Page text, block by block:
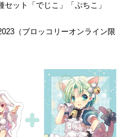
セット「でじこ」「ぷちこ」
（ブロッコリーオンライン限